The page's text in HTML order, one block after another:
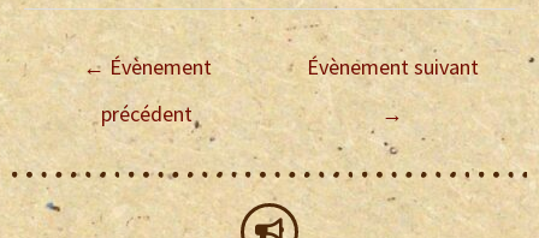
← Évènement
précédent
Évènement suivant
→